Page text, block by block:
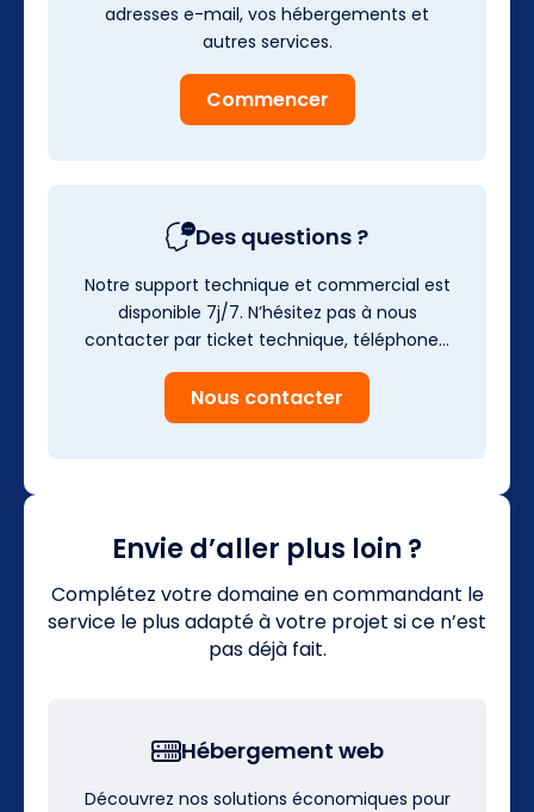
adresses e-mail, vos hébergements et
autres services.
Commencer
Des questions ?
Notre support technique et commercial est
disponible 7j/7. N’hésitez pas à nous
contacter par ticket technique, téléphone…
Nous contacter
Envie d’aller plus loin ?
Complétez votre domaine en commandant le
service le plus adapté à votre projet si ce n’est
pas déjà fait.
Hébergement web
Découvrez nos solutions économiques pour